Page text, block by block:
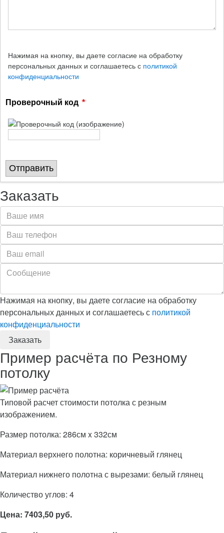
Нажимая на кнопку, вы даете согласие на обработку
персональных данных и соглашаетесь с политикой
конфиденциальности
Проверочный код
Отправить
Заказать
Нажимая на кнопку, вы даете согласие на обработку
персональных данных и соглашаетесь с политикой
конфиденциальности
Пример расчёта по Резному
потолку
Типовой расчет стоимости потолка с резным
изображением.
Размер потолка: 286см x 332см
Материал верхнего полотна: коричневый глянец
Материал нижнего полотна с вырезами: белый глянец
Количество углов: 4
Цена: 7403,50 руб.